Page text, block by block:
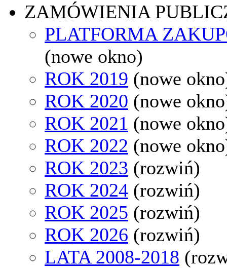
ZAMÓWIENIA
PLATFORMA
(nowe okno)
ROK 2019 (nowe
ROK 2020 (nowe
ROK 2021 (nowe
ROK 2022 (nowe
ROK 2023 (rozwiń)
ROK 2024 (rozwiń)
ROK 2025 (rozwiń)
ROK 2026 (rozwiń)
LATA 2008-2018